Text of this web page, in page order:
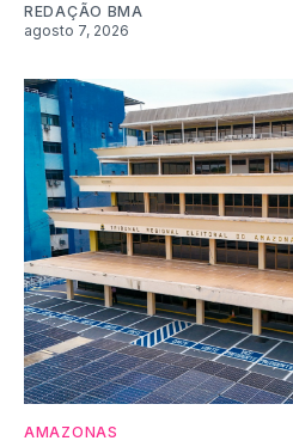
REDAÇÃO BMA
agosto 7, 2026
AMAZONAS